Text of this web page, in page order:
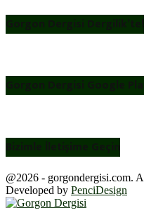
Gorgon Dergisi Dergilik’te!
Gorgon Dergisi Google
Bizimle İletişime Geçin
@2026 - gorgondergisi.com.
Developed by PenciDesign